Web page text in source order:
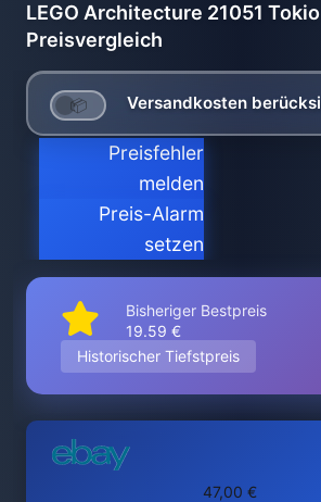
LEGO Architecture 21051 Tokio
Preisvergleich
Versandkosten
Preisfehler
melden
Preis-Alarm
setzen
Bisheriger Bestpreis
19.59 €
Historischer Tiefstpreis
47,00 €